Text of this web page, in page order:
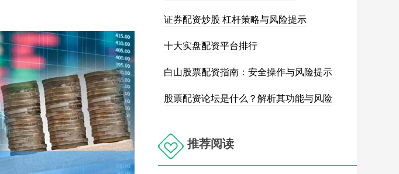
证券配资炒股 杠杆策略与风险提示
十大实盘配资平台排行
白山股票配资指南：安全操作与风险提示
股票配资论坛是什么？解析其功能与风险
推荐阅读